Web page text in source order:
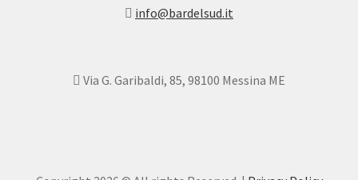
info@bardelsud.it
Via G. Garibaldi, 85, 98100 Messina ME